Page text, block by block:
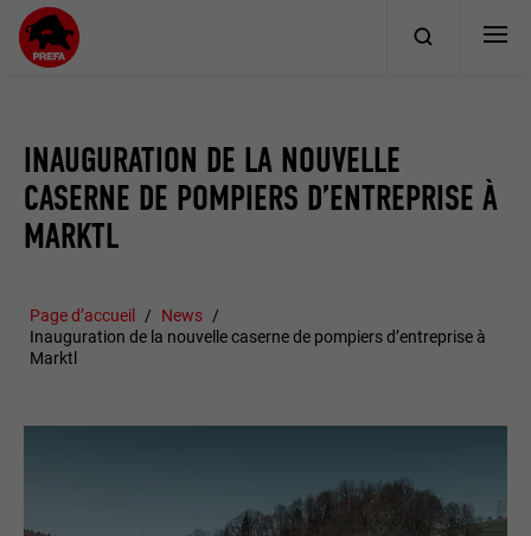
INAUGURATION DE LA NOUVELLE
CASERNE DE POMPIERS D’ENTREPRISE À
MARKTL
Page d’accueil
News
Inauguration de la nouvelle caserne de pompiers d’entreprise à
Marktl